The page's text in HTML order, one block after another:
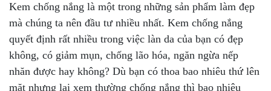
Kem chống nắng là một trong những sản phẩm làm đẹp
mà chúng ta nên đầu tư nhiều nhất. Kem chống nắng
quyết định rất nhiều trong việc làn da của bạn có đẹp
không, có giảm mụn, chống lão hóa, ngăn ngừa nếp
nhăn được hay không? Dù bạn có thoa bao nhiêu thứ lên
mặt nhưng lại xem thường chống nắng thì bao nhiêu